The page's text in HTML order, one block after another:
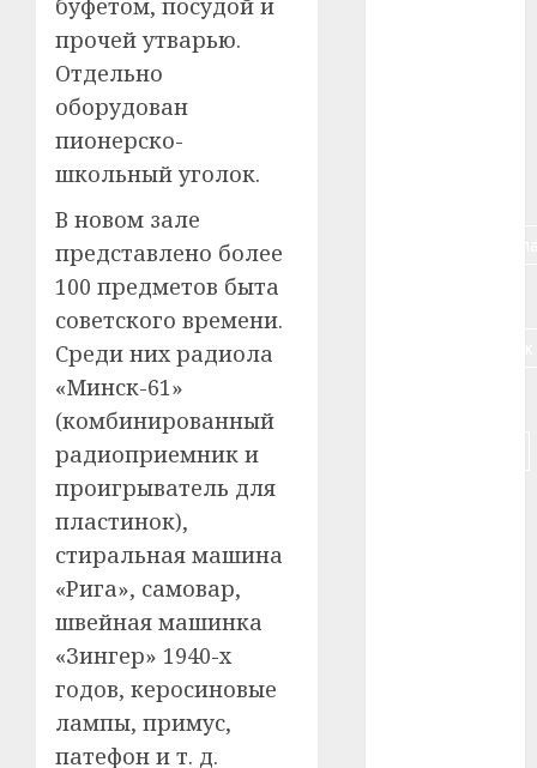
буфетом, посудой и
прочей утварью.
Отдельно
оборудован
пионерско-
школьный уголок.
В новом зале
представлено более
100 предметов быта
советского времени.
Среди них радиола
«Минск-61»
(комбинированный
радиоприемник и
проигрыватель для
пластинок),
стиральная машина
«Рига», самовар,
швейная машинка
«Зингер» 1940-х
годов, керосиновые
лампы, примус,
патефон и т. д.